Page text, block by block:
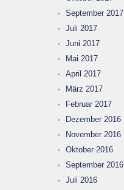
September 2017
Juli 2017
Juni 2017
Mai 2017
April 2017
März 2017
Februar 2017
Dezember 2016
November 2016
Oktober 2016
September 2016
Juli 2016